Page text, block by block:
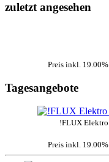
zuletzt angesehen
Preis inkl.
Tagesangebote
!FLUX
Preis inkl.